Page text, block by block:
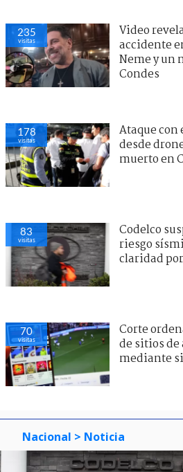
235
visitas
Video
accidente
Neme y un
Condes
178
visitas
Ataque con
desde
muerto en
83
visitas
Codelco
riesgo
claridad
70
visitas
Corte
de sitios
mediante
Nacional > Noticia